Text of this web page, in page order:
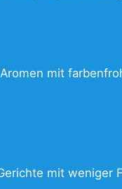
mit
mit weniger